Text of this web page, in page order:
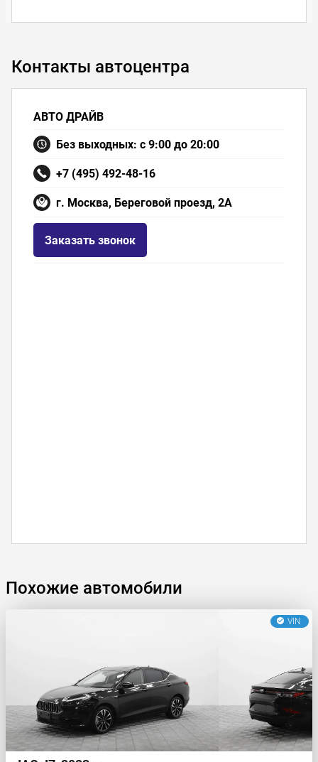
Контакты автоцентра
АВТО ДРАЙВ
Без выходных: с 9:00 до 20:00
+7 (495) 492-48-16
г. Москва, Береговой проезд, 2А
Заказать звонок
Похожие автомобили
VIN